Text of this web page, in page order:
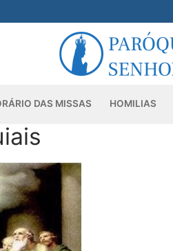
DAS MISSAS HOMILIAS